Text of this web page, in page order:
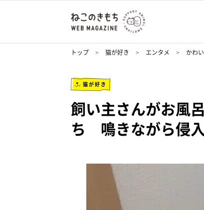
トップ 猫が好き エンタメ かわ
猫が好き
飼い主さんがお風
ち 鳴きながら侵